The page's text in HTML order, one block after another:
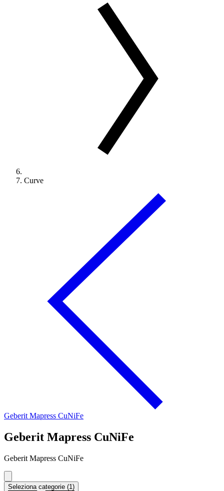
Curve
Geberit Mapress CuNiFe
Geberit Mapress CuNiFe
Geberit Mapress CuNiFe
Seleziona categorie (1)